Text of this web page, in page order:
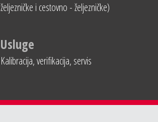
željezničke i cestovno - željezničke)
Usluge
Kalibracija, verifikacija, servis